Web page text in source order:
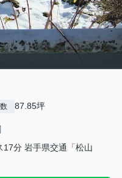
87.85坪
17分 岩手県交通「松山